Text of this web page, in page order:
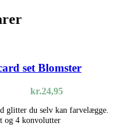
set Blomster
kr.24,95
glitter du selv kan farvelægge.
og 4 konvolutter